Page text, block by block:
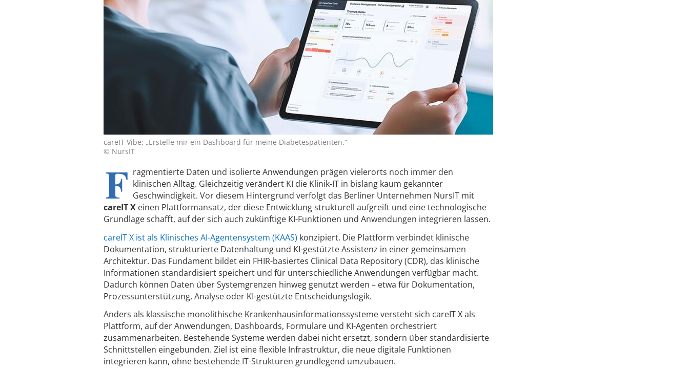
careIT Vibe: „Erstelle mir ein Dashboard für meine Diabetespatienten.“
© NursIT
F ragmentierte Daten und isolierte Anwendungen prägen vielerorts noch immer den
klinischen Alltag. Gleichzeitig verändert KI die Klinik-IT in bislang kaum gekannter
Geschwindigkeit. Vor diesem Hintergrund verfolgt das Berliner Unternehmen NursIT mit
careIT X einen Plattformansatz, der diese Entwicklung strukturell aufgreift und eine technologische
Grundlage schafft, auf der sich auch zukünftige KI-Funktionen und Anwendungen integrieren lassen.
careIT X ist als Klinisches AI-Agentensystem (KAAS) konzipiert. Die Plattform verbindet klinische
Dokumentation, strukturierte Datenhaltung und KI-gestützte Assistenz in einer gemeinsamen
Architektur. Das Fundament bildet ein FHIR-basiertes Clinical Data Repository (CDR), das klinische
Informationen standardisiert speichert und für unterschiedliche Anwendungen verfügbar macht.
Dadurch können Daten über Systemgrenzen hinweg genutzt werden – etwa für Dokumentation,
Prozessunterstützung, Analyse oder KI-gestützte Entscheidungslogik.
Anders als klassische monolithische Krankenhausinformationssysteme versteht sich careIT X als
Plattform, auf der Anwendungen, Dashboards, Formulare und KI-Agenten orchestriert
zusammenarbeiten. Bestehende Systeme werden dabei nicht ersetzt, sondern über standardisierte
Schnittstellen eingebunden. Ziel ist eine flexible Infrastruktur, die neue digitale Funktionen
integrieren kann, ohne bestehende IT-Strukturen grundlegend umzubauen.